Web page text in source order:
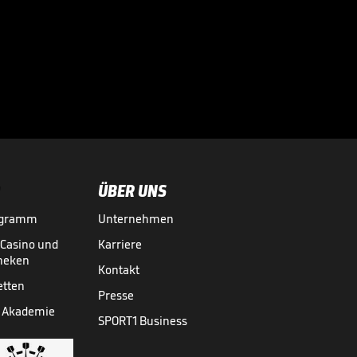
und
Akademie
ÜBER UNS
Unternehmen
Karriere
Kontakt
Presse
SPORT1 Business